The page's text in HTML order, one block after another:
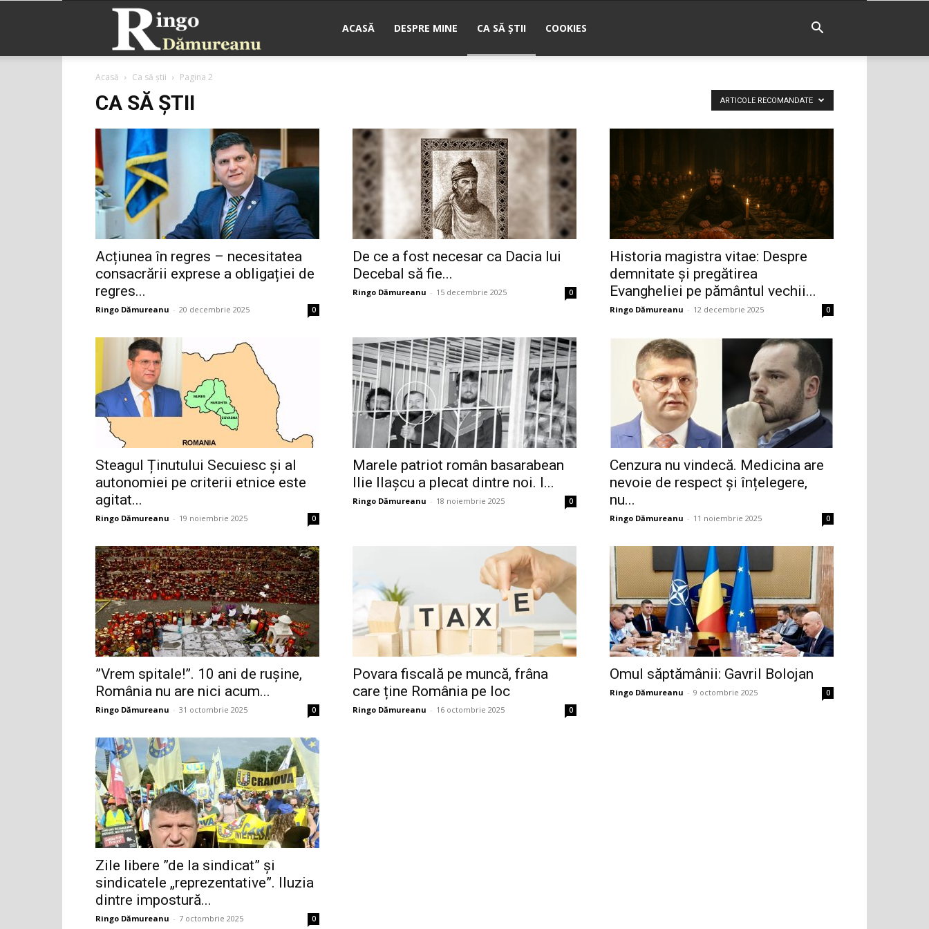
ACASĂ DESPRE MINE CA SĂ ȘTII COOKIES
Acasă Ca să știi Pagina 2
CA SĂ ȘTII ARTICOLE RECOMANDATE
Acțiunea în regres – necesitatea
consacrării exprese a obligației de
regres...
Ringo Dămureanu - 20 decembrie 2025 0
De ce a fost necesar ca Dacia lui
Decebal să fie...
Ringo Dămureanu - 15 decembrie 2025 0
Historia magistra vitae: Despre
demnitate și pregătirea
Evangheliei pe pământul vechii...
Ringo Dămureanu - 12 decembrie 2025 0
Steagul Ținutului Secuiesc și al
autonomiei pe criterii etnice este
agitat...
Ringo Dămureanu - 19 noiembrie 2025 0
Marele patriot român basarabean
Ilie Ilașcu a plecat dintre noi. I...
Ringo Dămureanu - 18 noiembrie 2025 0
Cenzura nu vindecă. Medicina are
nevoie de respect și înțelegere,
nu...
Ringo Dămureanu - 11 noiembrie 2025 0
”Vrem spitale!”. 10 ani de rușine,
România nu are nici acum...
Ringo Dămureanu - 31 octombrie 2025 0
Povara fiscală pe muncă, frâna
care ține România pe loc
Ringo Dămureanu - 16 octombrie 2025 0
Omul săptămânii: Gavril Bolojan
Ringo Dămureanu - 9 octombrie 2025 0
Zile libere ”de la sindicat” și
sindicatele „reprezentative”. Iluzia
dintre impostură...
Ringo Dămureanu - 7 octombrie 2025 0